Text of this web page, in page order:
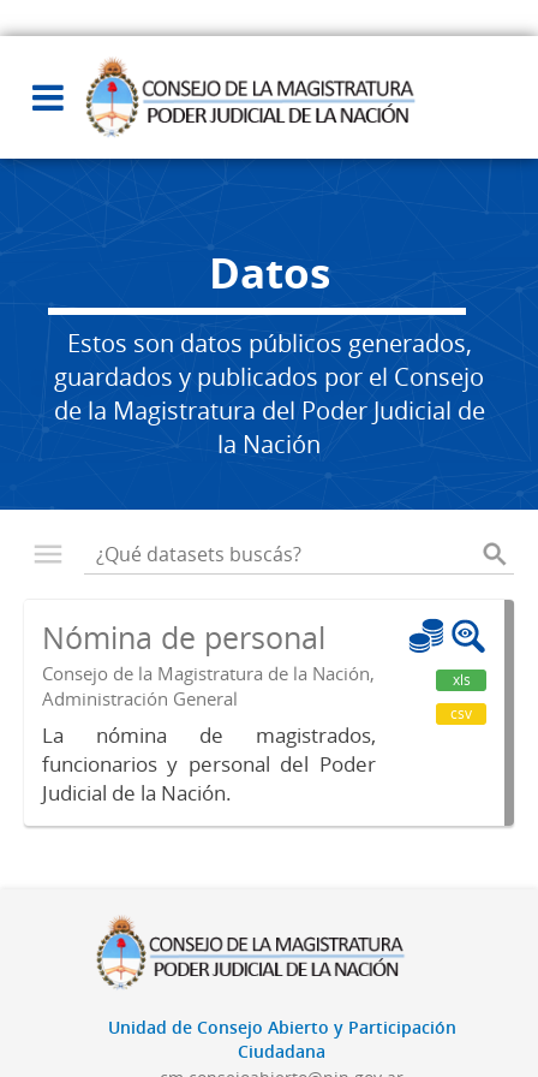
Datos
Estos son datos públicos generados,
guardados y publicados por el Consejo
de la Magistratura del Poder Judicial de
la Nación
Nómina de personal
Consejo de la Magistratura de la Nación,
Administración General
La nómina de magistrados,
funcionarios y personal del Poder
Judicial de la Nación.
xls
csv
Unidad de Consejo Abierto y Participación
Ciudadana